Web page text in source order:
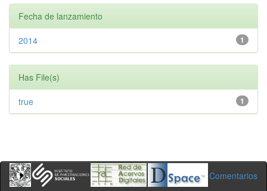
Fecha de lanzamiento
1
2014
Has File(s)
1
true
Comentarios